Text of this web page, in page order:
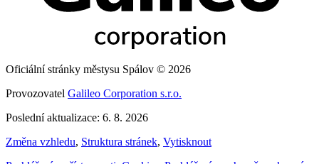
Oficiální stránky městysu Spálov © 2026
Provozovatel Galileo Corporation s.r.o.
Poslední aktualizace: 6. 8. 2026
Změna vzhledu, Struktura stránek, Vytisknout